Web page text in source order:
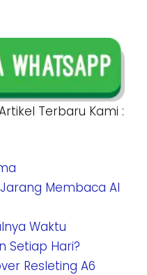
Terbaru Kami :
Membaca Al
Waktu
Setiap Hari?
Resleting A6